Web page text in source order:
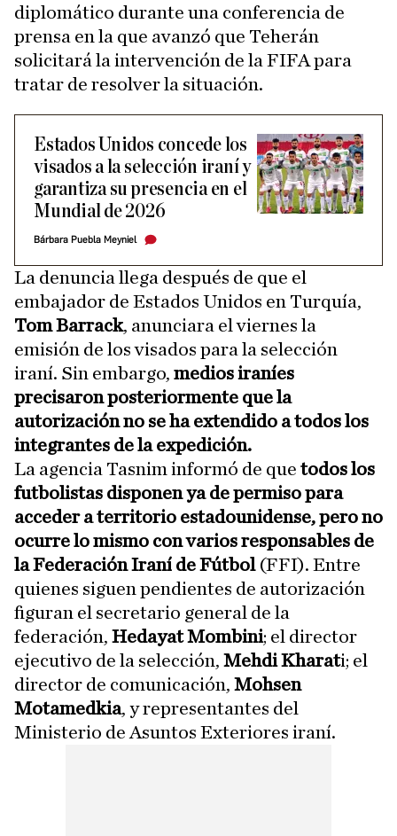
diplomático durante una conferencia de
prensa en la que avanzó que Teherán
solicitará la intervención de la FIFA para
tratar de resolver la situación.
Estados Unidos concede los
visados a la selección iraní y
garantiza su presencia en el
Mundial de 2026
Bárbara Puebla Meyniel
La denuncia llega después de que el
embajador de Estados Unidos en Turquía,
Tom Barrack, anunciara el viernes la
emisión de los visados para la selección
iraní. Sin embargo, medios iraníes
precisaron posteriormente que la
autorización no se ha extendido a todos los
integrantes de la expedición.
La agencia Tasnim informó de que todos los
futbolistas disponen ya de permiso para
acceder a territorio estadounidense, pero no
ocurre lo mismo con varios responsables de
la Federación Iraní de Fútbol(FFI). Entre
quienes siguen pendientes de autorización
figuran el secretario general de la
federación, Hedayat Mombini; el director
ejecutivo de la selección, Mehdi Kharati; el
director de comunicación, Mohsen
Motamedkia, y representantes del
Ministerio de Asuntos Exteriores iraní.